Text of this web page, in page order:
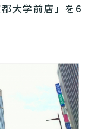
大学前店」を6